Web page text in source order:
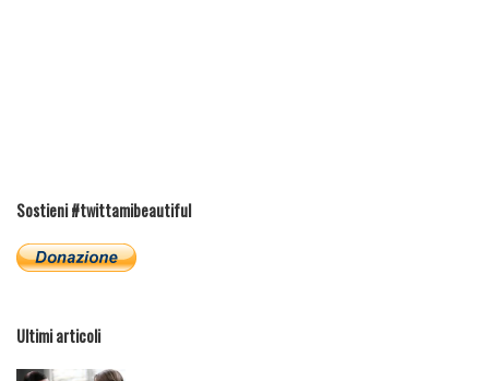
Sostieni #twittamibeautiful
Ultimi articoli